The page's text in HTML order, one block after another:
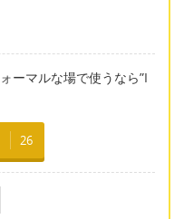
ーマルな場で使うなら”I
26